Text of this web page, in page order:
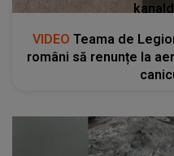
VIDEO Teama de
români să renunțe la